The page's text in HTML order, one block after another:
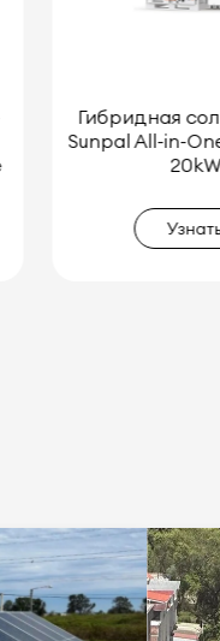
Лучшая
систему
энергии